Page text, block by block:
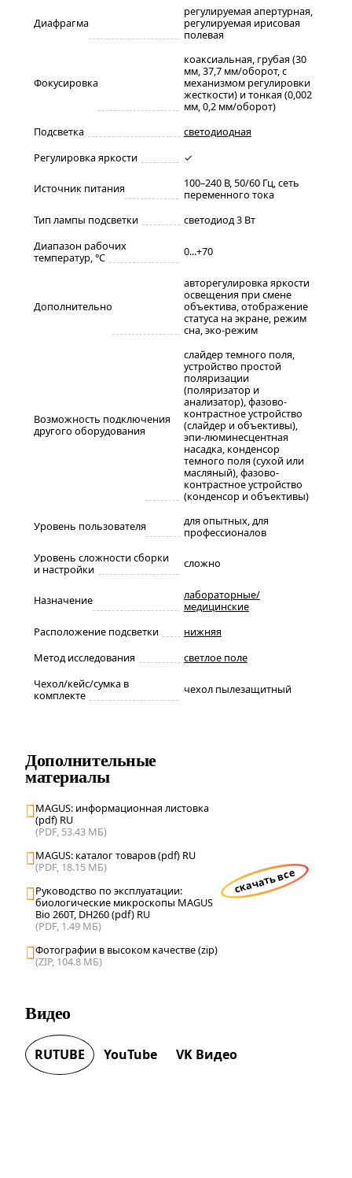
Диафрагма
регулируемая апертурная,
регулируемая ирисовая
полевая
Фокусировка
коаксиальная, грубая (30
мм, 37,7 мм/оборот, с
механизмом регулировки
жесткости) и тонкая (0,002
мм, 0,2 мм/оборот)
Подсветка
светодиодная
Регулировка яркости
✓
Источник питания
100–240 В, 50/60 Гц, сеть
переменного тока
Тип лампы подсветки
светодиод 3 Вт
Диапазон рабочих
температур, °С
0...+70
Дополнительно
авторегулировка яркости
освещения при смене
объектива, отображение
статуса на экране, режим
сна, эко-режим
Возможность подключения
другого оборудования
слайдер темного поля,
устройство простой
поляризации
(поляризатор и
анализатор), фазово-
контрастное устройство
(слайдер и объективы),
эпи-люминесцентная
насадка, конденсор
темного поля (сухой или
масляный), фазово-
контрастное устройство
(конденсор и объективы)
Уровень пользователя
для опытных, для
профессионалов
Уровень сложности сборки
и настройки
сложно
Назначение
лабораторные/
медицинские
Расположение подсветки
нижняя
Метод исследования
светлое поле
Чехол/кейс/сумка в
комплекте
чехол пылезащитный
Дополнительные
материалы
MAGUS: информационная листовка
(pdf) RU
(PDF, 53.43 МБ)
MAGUS: каталог товаров (pdf) RU
(PDF, 18.15 МБ)
Руководство по эксплуатации:
биологические микроскопы MAGUS
Bio 260T, DH260 (pdf) RU
(PDF, 1.49 МБ)
Фотографии в высоком качестве (zip)
(ZIP, 104.8 МБ)
скачать все
Видео
RUTUBE YouTube VK Видео